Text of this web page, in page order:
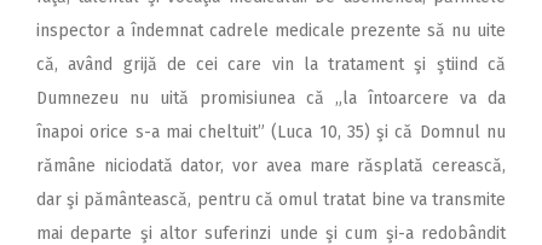
inspector a îndemnat cadrele medicale prezente să nu uite
că, având grijă de cei care vin la tratament şi ştiind că
Dumnezeu nu uită promisiunea că „la întoarcere va da
înapoi orice s-a mai cheltuit” (Luca 10, 35) şi că Domnul nu
rămâne niciodată dator, vor avea mare răsplată cerească,
dar şi pământească, pentru că omul tratat bine va transmite
mai departe şi altor suferinzi unde şi cum şi-a redobândit